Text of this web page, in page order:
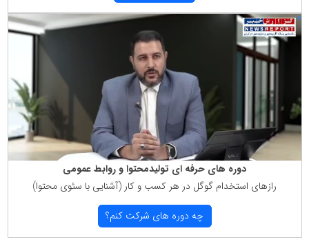
دوره های حرفه ای تولیدمحتوا و روابط عمومی
رازهای استخدام گوگل در هر كسب و كار (آشنایی با سئوی محتوا)
چه دوره های شركت كنم؟